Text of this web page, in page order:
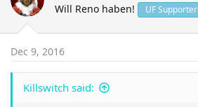
Will Reno haben! UF Supporter
Dec 9, 2016
Killswitch said: